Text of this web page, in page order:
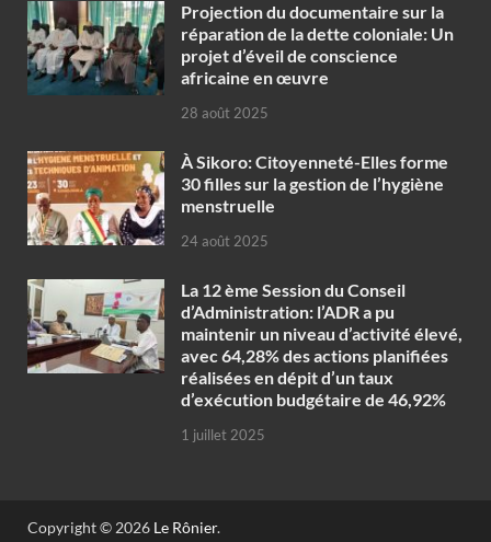
Projection du documentaire sur la
réparation de la dette coloniale: Un
projet d’éveil de conscience
africaine en œuvre‎
28 août 2025
À Sikoro: Citoyenneté-Elles forme
30 filles sur la gestion de l’hygiène
menstruelle
24 août 2025
La 12 ème Session du Conseil
d’Administration: l’ADR a pu
maintenir un niveau d’activité élevé,
avec 64,28% des actions planifiées
réalisées en dépit d’un taux
d’exécution budgétaire de 46,92%
1 juillet 2025
Copyright © 2026 Le Rônier.